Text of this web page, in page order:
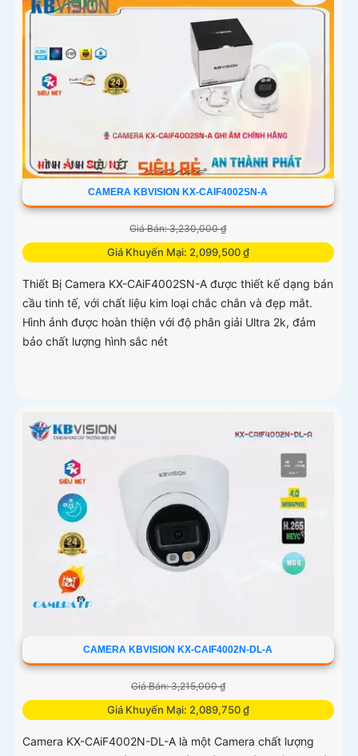
CAMERA KBVISION KX-CAIF4002SN-A
Giá Bán: 3,230,000 ₫
Giá Khuyến Mại: 2,099,500 ₫
Thiết Bị Camera KX-CAiF4002SN-A được thiết kế dạng bán
cầu tinh tế, với chất liệu kim loại chắc chắn và đẹp mắt.
Hình ảnh được hoàn thiện với độ phân giải Ultra 2k, đảm
bảo chất lượng hình sắc nét
CAMERA KBVISION KX-CAIF4002N-DL-A
Giá Bán: 3,215,000 ₫
Giá Khuyến Mại: 2,089,750 ₫
Camera KX-CAiF4002N-DL-A là một Camera chất lượng